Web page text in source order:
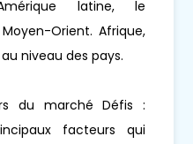
latine, le
Orient. Afrique,
niveau des pays.
du marché Défis :
facteurs qui